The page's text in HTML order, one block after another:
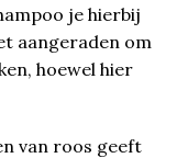
je hierbij
aangeraden om
hoewel hier
van roos geeft